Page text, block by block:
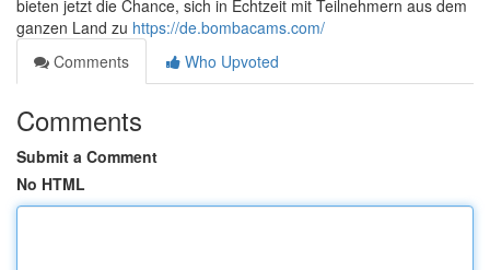
bieten jetzt die Chance, sich in Echtzeit mit Teilnehmern aus dem
ganzen Land zu https://de.bombacams.com/
Comments
Who Upvoted
Comments
Submit a Comment
No HTML